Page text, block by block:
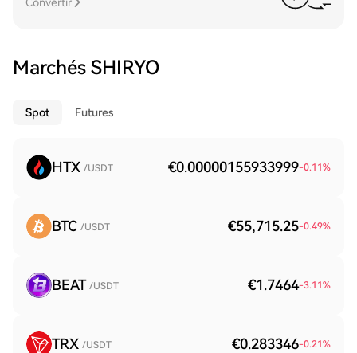
Marchés SHIRYO
Spot Futures
HTX /USDT €0.00000155933999-0.11%
BTC /USDT €55,715.25-0.49%
BEAT /USDT €1.7464-3.11%
TRX /USDT €0.283346-0.21%